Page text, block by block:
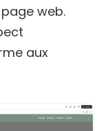
web.
aux